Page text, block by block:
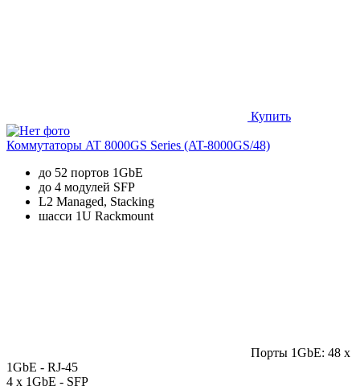
Купить
Коммутаторы AT 8000GS Series (AT-8000GS/48)
до 52 портов 1GbE
до 4 модулей SFP
L2 Managed, Stacking
шасси 1U Rackmount
Порты 1GbE: 48 x
1GbE - RJ-45
4 x 1GbE - SFP